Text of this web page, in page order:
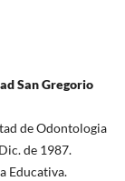
San Gregorio
de Odontologia
de 1987.
Educativa.